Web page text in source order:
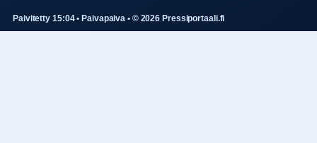
Paivitetty 15:04 • Paivapaiva • © 2026 Pressiportaali.fi